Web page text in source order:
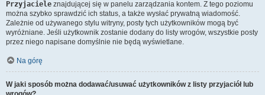
Przyjaciele znajdującej się w panelu zarządzania kontem. Z tego poziomu
można szybko sprawdzić ich status, a także wysłać prywatną wiadomość.
Zależnie od używanego stylu witryny, posty tych użytkowników mogą być
wyróżniane. Jeśli użytkownik zostanie dodany do listy wrogów, wszystkie posty
przez niego napisane domyślnie nie będą wyświetlane.
Na górę
W jaki sposób można dodawać/usuwać użytkowników z listy przyjaciół lub